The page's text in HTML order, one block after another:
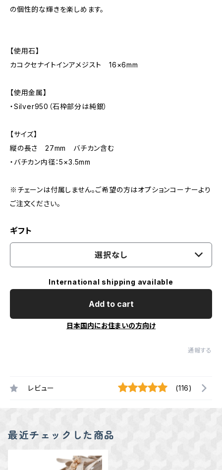
の個性的な輝きを楽しめます。
【使用石】
カコクセナイトインアメジスト 16×6mm
【使用金属】
・Silver950（石枠部分は純銀）
【サイズ】
縦の長さ 27mm バチカン含む
・バチカン内径：5×3.5mm
※チェーンは付属しません。ご希望の方はオプションコーナーより
ご注文ください。
ギフト
選択なし
International shipping available
Add to cart
日本国内にお住まいの方向け
通報する
レビュー (116)
最近チェックした商品